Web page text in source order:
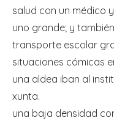
salud con un médico
uno grande; y
transporte escolar
situaciones cómicas
una aldea iban al
xunta.
una baja densidad